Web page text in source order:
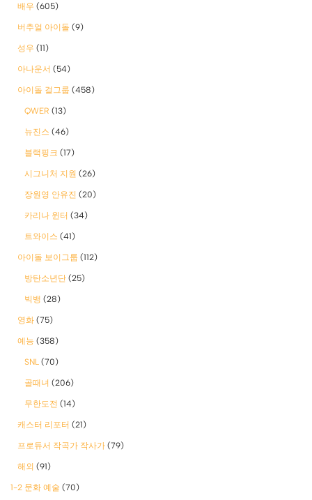
배우 (605)
버추얼 아이돌 (9)
성우 (11)
아나운서 (54)
아이돌 걸그룹 (458)
QWER (13)
뉴진스 (46)
블랙핑크 (17)
시그니처 지원 (26)
장원영 안유진 (20)
카리나 윈터 (34)
트와이스 (41)
아이돌 보이그룹 (112)
방탄소년단 (25)
빅뱅 (28)
영화 (75)
예능 (358)
SNL (70)
골때녀 (206)
무한도전 (14)
캐스터 리포터 (21)
프로듀서 작곡가 작사가 (79)
해외 (91)
1-2 문화 예술 (70)